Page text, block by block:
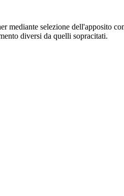
mediante selezione dell'apposito
diversi da quelli sopracitati.